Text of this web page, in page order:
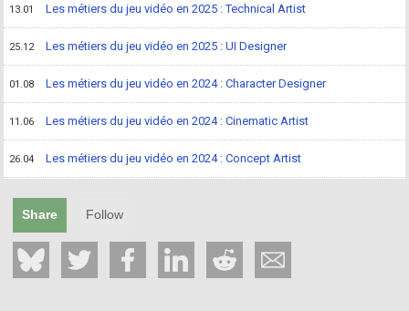
13.01 Les métiers du jeu vidéo en 2025 : Technical Artist
25.12 Les métiers du jeu vidéo en 2025 : UI Designer
01.08 Les métiers du jeu vidéo en 2024 : Character Designer
11.06 Les métiers du jeu vidéo en 2024 : Cinematic Artist
26.04 Les métiers du jeu vidéo en 2024 : Concept Artist
Share Follow